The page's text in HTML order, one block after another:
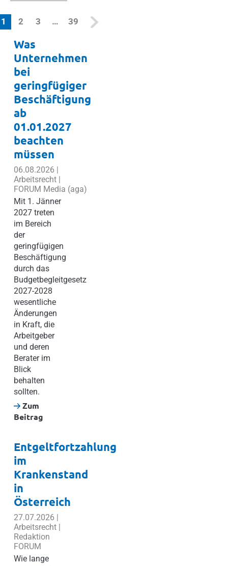
1 (current)
2 3 … 39
Was
Unternehmen
bei
geringfügiger
Beschäftigung
ab
01.01.2027
beachten
müssen
06.08.2026 |
Arbeitsrecht |
FORUM Media (aga)
Mit 1. Jänner
2027 treten
im Bereich
der
geringfügigen
Beschäftigung
durch das
Budgetbegleitgesetz
2027-2028
wesentliche
Änderungen
in Kraft, die
Arbeitgeber
und deren
Berater im
Blick
behalten
sollten.
Zum
Beitrag
Entgeltfortzahlung
im
Krankenstand
in
Österreich
27.07.2026 |
Arbeitsrecht |
Redaktion
FORUM
Wie lange